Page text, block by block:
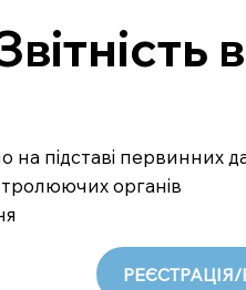
на підставі первинних
органів
РЕЄСТРАЦІЯ/